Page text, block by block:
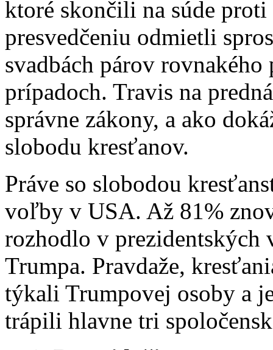
ktoré skončili na súde
presvedčeniu odmietli
svadbách párov
prípadoch. Travis na
správne zákony, a ako
slobodu kresťanov.
Práve so slobodou
voľby v USA. Až 81%
rozhodlo v
Trumpa. Pravdaže,
týkali Trumpovej osoby a
trápili hlavne tri